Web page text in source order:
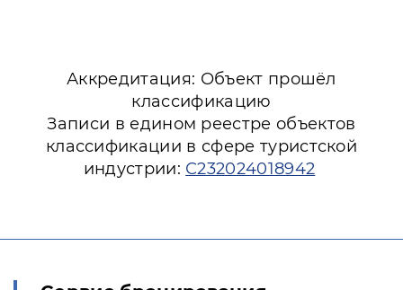
Аккредитация: Объект прошёл
классификацию
Записи в едином реестре объектов
классификации в сфере туристской
индустрии: С232024018942